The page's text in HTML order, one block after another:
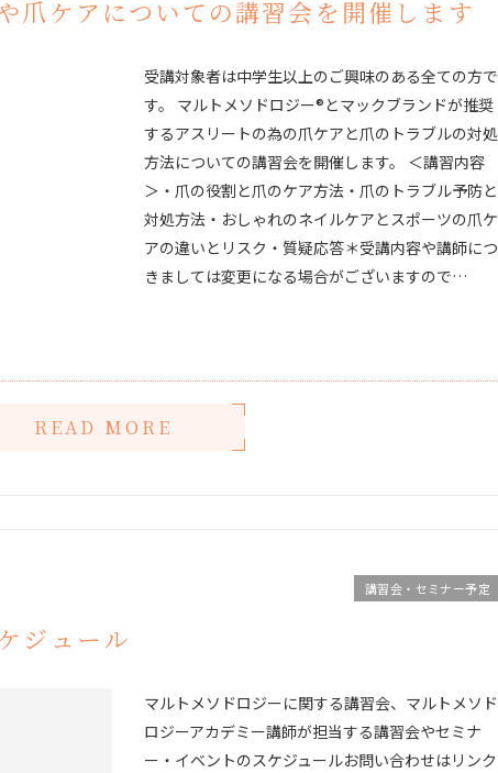
爪ケアについての講習会を開催します
受講対象者は中学生以上のご興味のある全ての方で
す。 マルトメソドロジー®︎とマックブランドが推奨
するアスリートの為の爪ケアと爪のトラブルの対処
方法についての講習会を開催します。 ＜講習内容
＞・爪の役割と爪のケア方法・爪のトラブル予防と
対処方法・おしゃれのネイルケアとスポーツの爪ケ
アの違いとリスク・質疑応答＊受講内容や講師につ
きましては変更になる場合がございますので…
READ MORE
講習会・セミナー予定
ジュール
マルトメソドロジーに関する講習会、マルトメソド
ロジーアカデミー講師が担当する講習会やセミナ
ー・イベントのスケジュールお問い合わせはリンク